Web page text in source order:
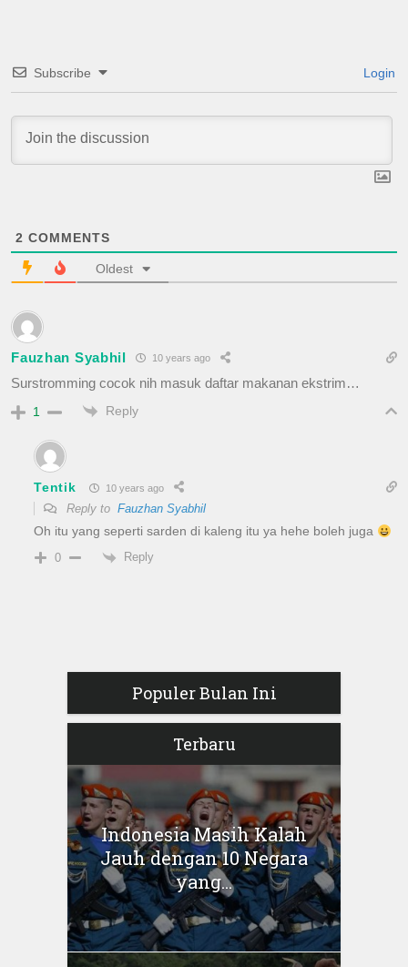
Subscribe Login
2 COMMENTS
Oldest
Fauzhan Syabhil 10 years ago
Surstromming cocok nih masuk daftar makanan ekstrim…
1 Reply
Tentik 10 years ago
Reply toFauzhan Syabhil
Oh itu yang seperti sarden di kaleng itu ya hehe boleh juga
0 Reply
Populer Bulan Ini
Terbaru
Indonesia Masih Kalah
Jauh dengan 10 Negara
yang...